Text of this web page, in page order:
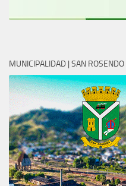
MUNICIPALIDAD | SAN ROSENDO